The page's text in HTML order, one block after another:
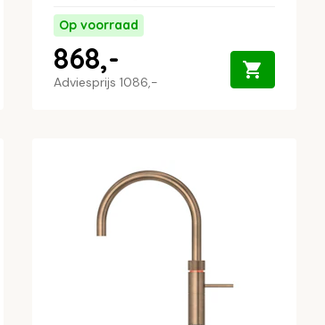
Op voorraad
Adviesprijs 1086,-
868,-